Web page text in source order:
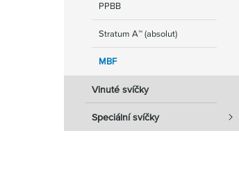
PPBB
Stratum A™ (absolut)
MBF
Vinuté svíčky
Speciální svíčky